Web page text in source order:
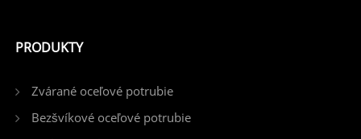
PRODUKTY
Zvárané oceľové potrubie
Bezšvíkové oceľové potrubie